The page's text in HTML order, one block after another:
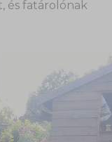
és fatárolónak